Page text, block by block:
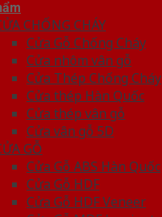
CHỐNG CHÁY
Cửa Gỗ Chống Cháy
Cửa nhôm vân gỗ
Cửa Thép Chống Cháy
Cửa thép Hàn Quốc
Cửa thép vân gỗ
Cửa vân gỗ 5D
GỖ
Cửa Gỗ ABS Hàn Quốc
Cửa Gỗ HDF
Cửa Gỗ HDF Veneer